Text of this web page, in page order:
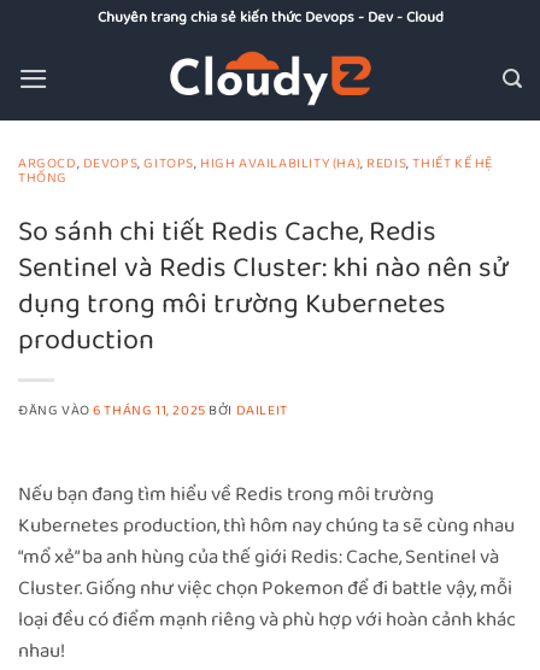
nội
Chuyên trang chia sẻ kiến thức Devops - Dev - Cloud
ARGOCD, DEVOPS,GITOPS, HIGH AVAILABILITY (HA), REDIS,THIẾT KẾ HỆ
THỐNG
So sánh chi tiết Redis Cache, Redis
Sentinel và Redis Cluster: khi nào nên sử
dụng trong môi trường Kubernetes
production
ĐĂNG VÀO6 THÁNG 11, 2025 BỞI DAILEIT
Nếu bạn đang tìm hiểu về Redis trong môi trường
Kubernetes production, thì hôm nay chúng ta sẽ cùng nhau
“mổ xẻ” ba anh hùng của thế giới Redis: Cache, Sentinel và
Cluster. Giống như việc chọn Pokemon để đi battle vậy, mỗi
loại đều có điểm mạnh riêng và phù hợp với hoàn cảnh khác
nhau!